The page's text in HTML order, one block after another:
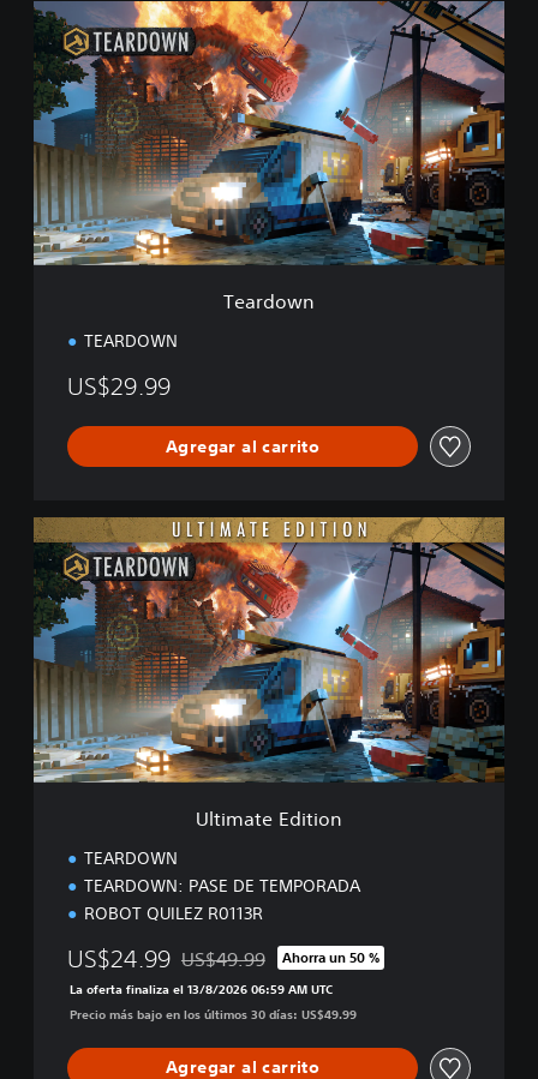
T
e
a
r
d
o
w
Teardown
TEARDOWN
US$29.99
Agregar al carrito
U
t
i
m
a
t
E
d
i
t
Ultimate Edition
TEARDOWN
TEARDOWN: PASE DE TEMPORADA
ROBOT QUILEZ R0113R
US$24.99 Rebajado del precio original de US$49.99
US$49.99 Ahorra un 50 %
La oferta finaliza el 13/8/2026 06:59 AM UTC
Precio más bajo en los últimos 30 días: US$49.99
Agregar al carrito